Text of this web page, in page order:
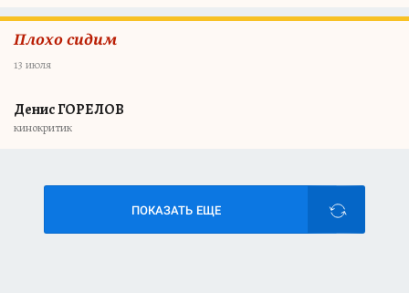
Плохо сидим
13 июля
Денис ГОРЕЛОВ
кинокритик
ПОКАЗАТЬ ЕЩЕ